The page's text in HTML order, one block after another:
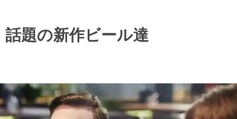
題の新作ビール達